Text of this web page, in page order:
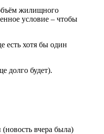
жилищного
условие – чтобы
есть хотя бы один
долго будет).
вчера была)